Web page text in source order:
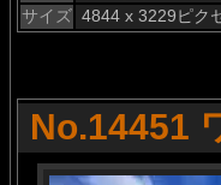
サイズ 4844 x 3229ピク
No.14451